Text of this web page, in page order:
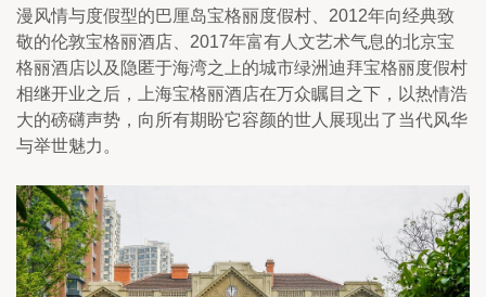
漫风情与度假型的巴厘岛宝格丽度假村、2012年向经典致
敬的伦敦宝格丽酒店、2017年富有人文艺术气息的北京宝
格丽酒店以及隐匿于海湾之上的城市绿洲迪拜宝格丽度假村
相继开业之后，上海宝格丽酒店在万众瞩目之下，以热情浩
大的磅礴声势，向所有期盼它容颜的世人展现出了当代风华
与举世魅力。